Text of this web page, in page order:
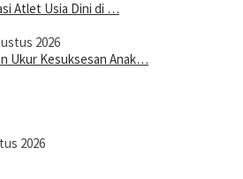
Atlet Usia Dini di …
2026
Ukur Kesuksesan Anak…
2026